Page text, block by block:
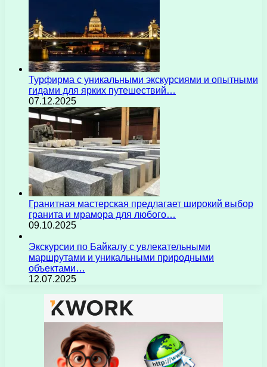
Турфирма с уникальными экскурсиями и опытными
гидами для ярких путешествий…
07.12.2025
Гранитная мастерская предлагает широкий выбор
гранита и мрамора для любого…
09.10.2025
Экскурсии по Байкалу с увлекательными
маршрутами и уникальными природными
объектами…
12.07.2025